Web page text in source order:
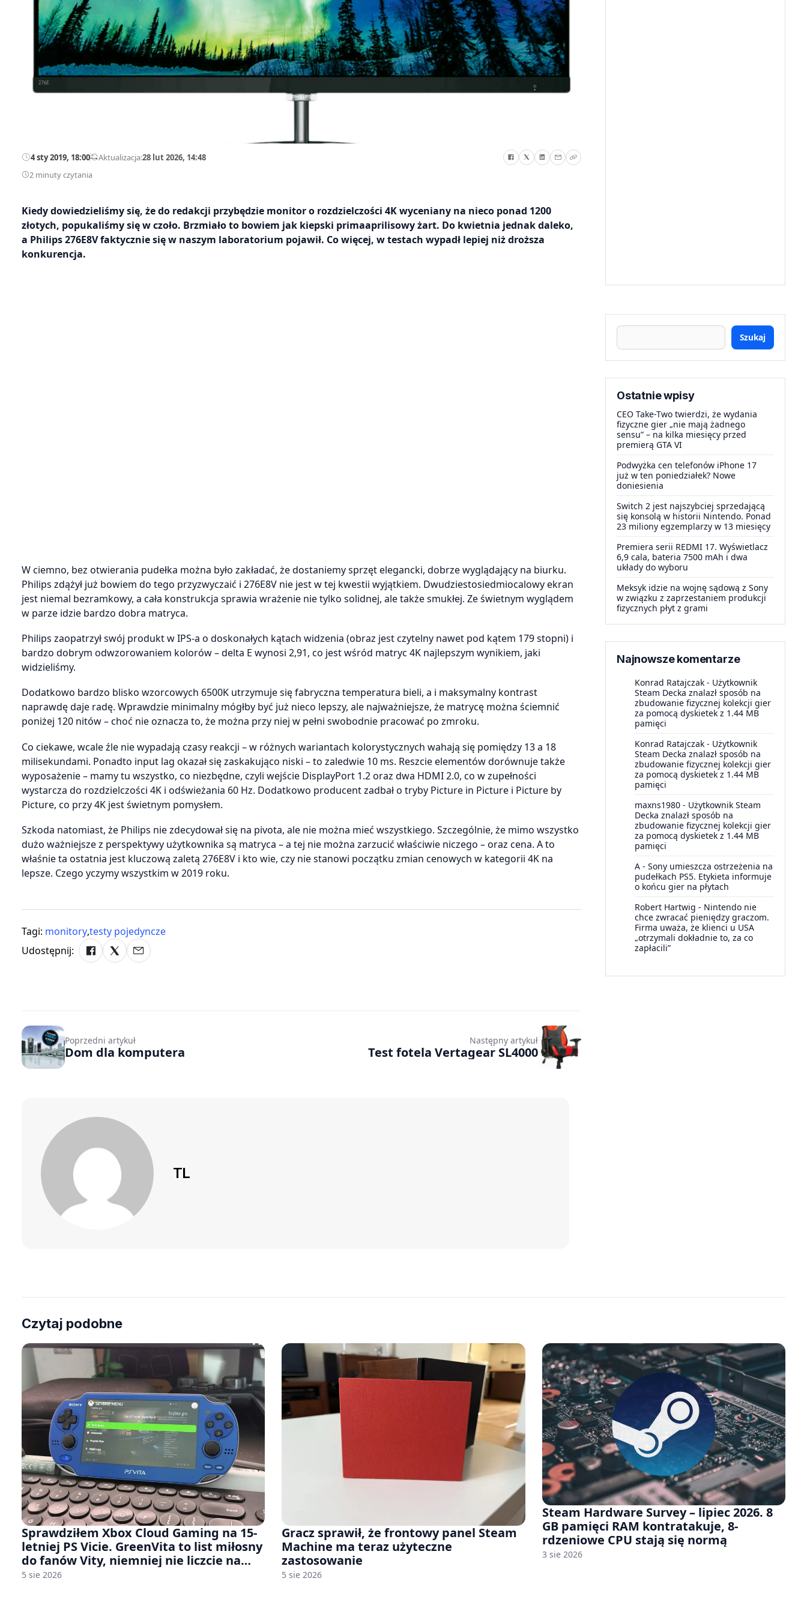
4 sty 2019, 18:00—Aktualizacja:28 lut 2026, 14:48
2 minuty czytania
Kiedy dowiedzieliśmy się, że do redakcji przybędzie monitor o rozdzielczości 4K wyceniany na nieco ponad 1200
złotych, popukaliśmy się w czoło. Brzmiało to bowiem jak kiepski primaaprilisowy żart. Do kwietnia jednak daleko,
a Philips 276E8V faktycznie się w naszym laboratorium pojawił. Co więcej, w testach wypadł lepiej niż droższa
konkurencja.
W ciemno, bez otwierania pudełka można było zakładać, że dostaniemy sprzęt elegancki, dobrze wyglądający na biurku.
Philips zdążył już bowiem do tego przyzwyczaić i 276E8V nie jest w tej kwestii wyjątkiem. Dwudziestosiedmiocalowy ekran
jest niemal bezramkowy, a cała konstrukcja sprawia wrażenie nie tylko solidnej, ale także smukłej. Ze świetnym wyglądem
w parze idzie bardzo dobra matryca.
Philips zaopatrzył swój produkt w IPS-a o doskonałych kątach widzenia (obraz jest czytelny nawet pod kątem 179 stopni) i
bardzo dobrym odwzorowaniem kolorów – delta E wynosi 2,91, co jest wśród matryc 4K najlepszym wynikiem, jaki
widzieliśmy.
Dodatkowo bardzo blisko wzorcowych 6500K utrzymuje się fabryczna temperatura bieli, a i maksymalny kontrast
naprawdę daje radę. Wprawdzie minimalny mógłby być już nieco lepszy, ale najważniejsze, że matrycę można ściemnić
poniżej 120 nitów – choć nie oznacza to, że można przy niej w pełni swobodnie pracować po zmroku.
Co ciekawe, wcale źle nie wypadają czasy reakcji – w różnych wariantach kolorystycznych wahają się pomiędzy 13 a 18
milisekundami. Ponadto input lag okazał się zaskakująco niski – to zaledwie 10 ms. Reszcie elementów dorównuje także
wyposażenie – mamy tu wszystko, co niezbędne, czyli wejście DisplayPort 1.2 oraz dwa HDMI 2.0, co w zupełności
wystarcza do rozdzielczości 4K i odświeżania 60 Hz. Dodatkowo producent zadbał o tryby Picture in Picture i Picture by
Picture, co przy 4K jest świetnym pomysłem.
Szkoda natomiast, że Philips nie zdecydował się na pivota, ale nie można mieć wszystkiego. Szczególnie, że mimo wszystko
dużo ważniejsze z perspektywy użytkownika są matryca – a tej nie można zarzucić właściwie niczego – oraz cena. A to
właśnie ta ostatnia jest kluczową zaletą 276E8V i kto wie, czy nie stanowi początku zmian cenowych w kategorii 4K na
lepsze. Czego yczymy wszystkim w 2019 roku.
Tagi: monitory,testy pojedyncze
Udostępnij:
Szukaj
Ostatnie wpisy
CEO Take-Two twierdzi, że wydania
fizyczne gier „nie mają żadnego
sensu” – na kilka miesięcy przed
premierą GTA VI
Podwyżka cen telefonów iPhone 17
już w ten poniedziałek? Nowe
doniesienia
Switch 2 jest najszybciej sprzedającą
się konsolą w historii Nintendo. Ponad
23 miliony egzemplarzy w 13 miesięcy
Premiera serii REDMI 17. Wyświetlacz
6,9 cala, bateria 7500 mAh i dwa
układy do wyboru
Meksyk idzie na wojnę sądową z Sony
w związku z zaprzestaniem produkcji
fizycznych płyt z grami
Najnowsze komentarze
Konrad Ratajczak - Użytkownik
Steam Decka znalazł sposób na
zbudowanie fizycznej kolekcji gier
za pomocą dyskietek z 1.44 MB
pamięci
Konrad Ratajczak - Użytkownik
Steam Decka znalazł sposób na
zbudowanie fizycznej kolekcji gier
za pomocą dyskietek z 1.44 MB
pamięci
maxns1980 - Użytkownik Steam
Decka znalazł sposób na
zbudowanie fizycznej kolekcji gier
za pomocą dyskietek z 1.44 MB
pamięci
A - Sony umieszcza ostrzeżenia na
pudełkach PS5. Etykieta informuje
o końcu gier na płytach
Robert Hartwig - Nintendo nie
chce zwracać pieniędzy graczom.
Firma uważa, że klienci u USA
„otrzymali dokładnie to, za co
zapłacili”
Poprzedni artykuł
Dom dla komputera
Następny artykuł
Test fotela Vertagear SL4000
TL
Czytaj podobne
Sprawdziłem Xbox Cloud Gaming na 15-
letniej PS Vicie. GreenVita to list miłosny
do fanów Vity, niemniej nie liczcie na
zbyt wiele [FELIETON]
5 sie 2026
Gracz sprawił, że frontowy panel Steam
Machine ma teraz użyteczne
zastosowanie
5 sie 2026
Steam Hardware Survey – lipiec 2026. 8
GB pamięci RAM kontratakuje, 8-
rdzeniowe CPU stają się normą
3 sie 2026